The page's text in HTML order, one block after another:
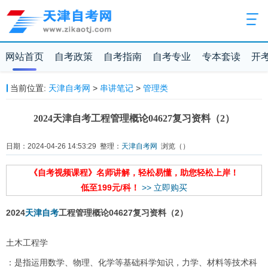
网站首页 自考政策 自考指南 自考专业 专本套读 开
当前位置: 天津自考网 > 串讲笔记> 管理类
2024天津自考工程管理概论04627复习资料（2）
日期：2024-04-26 14:53:29 整理： 天津自考网 浏览（ ）
《自考视频课程》名师讲解，轻松易懂，助您轻松上岸！
低至199元/科！ >> 立即购买
2024天津自考工程管理概论04627复习资料（2）
土木工程学
：是指运用数学、物理、化学等基础科学知识，力学、材料等技术科